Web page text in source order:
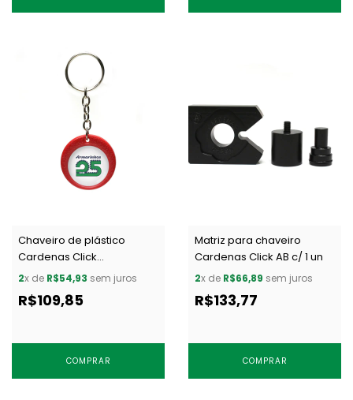
Chaveiro de plástico
Cardenas Click
Descentralizado vermelho
2x de R$54,93 sem juros
R$109,85
COMPRAR
Matriz para chaveiro
Cardenas Click AB c/ 1 un
2x de R$66,89 sem juros
R$133,77
COMPRAR